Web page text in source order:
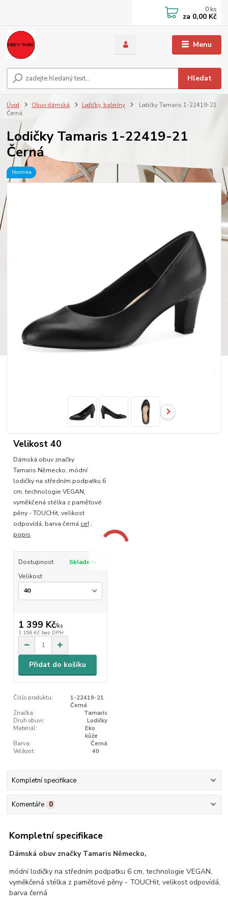
Menu
Hledat
0 ks
za 0,00 Kč
Úvod Obuv dámská Lodičky, baleríny
Lodičky Tamaris 1-22419-21
Černá
Lodičky Tamaris 1-22419-21
Černá
Novinka
Velikost 40
Dámská obuv značky
Tamaris Německo, módní
lodičky na středním podpatku 6
cm, technologie VEGAN,
vyměkčená stélka z paměťové
pěny - TOUCHit, velikost
odpovídá, barva černá celý
popis
Dostupnost
Skladem
Velikost
1 399 Kč/ks
1 156 Kč bez DPH
Přidat do košíku
Číslo produktu:
1-22419-21
Černá
Značka:
Tamaris
Druh obuvi:
Lodičky
Materiál:
Eko
kůže
Barva:
Černá
Velikost:
40
Kompletní specifikace
Komentáře 0
Kompletní specifikace
Dámská obuv značky Tamaris Německo,
módní lodičky na středním podpatku 6 cm, technologie VEGAN,
vyměkčená stélka z paměťové pěny - TOUCHit, velikost odpovídá,
barva černá